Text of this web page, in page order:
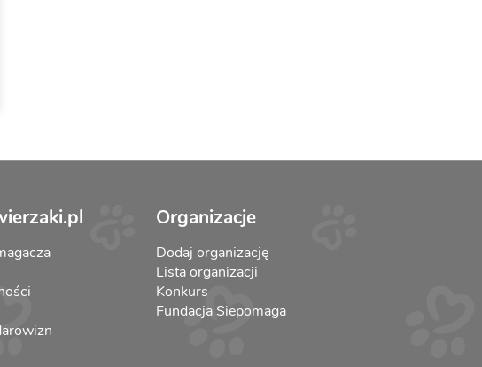
Organizacje
Dodaj organizację
Lista organizacji
Konkurs
Fundacja Siepomaga